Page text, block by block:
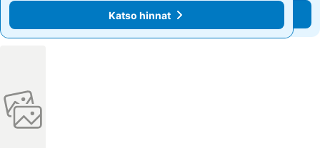
Katso hinnat
Katso hinnat